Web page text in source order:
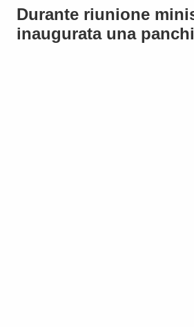
Durante riunione
inaugurata una